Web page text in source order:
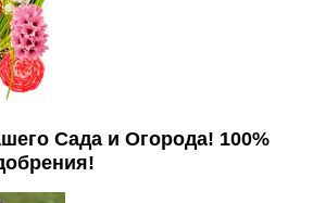
Сада и Огорода! 100%